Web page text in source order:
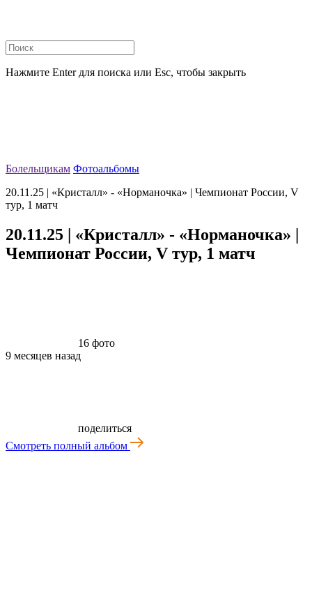
Нажмите Enter для поиска или Esc, чтобы закрыть
Болельщикам Фотоальбомы
20.11.25 | «Кристалл» - «Норманочка» | Чемпионат России, V
тур, 1 матч
20.11.25 | «Кристалл» - «Норманочка» |
Чемпионат России, V тур, 1 матч
16 фото
9 месяцев назад
поделиться
Смотреть полный альбом